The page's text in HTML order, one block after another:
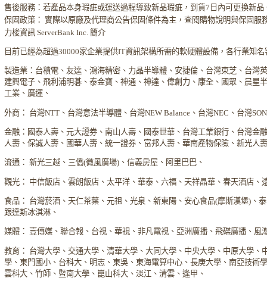
售後服務：若產品本身瑕疵或運送過程導致新品瑕疵，到貨7日內可更換新品
保固政策： 實際以原廠及代理商公告保固條件為主，查閱購物說明與保固服
力梭資訊 ServerBank Inc. 簡介
目前已經為超過30000家企業提供IT資訊架構所需的軟硬體設備，各行業知名
製造業：台積電、友達、鴻海精密、力晶半導體、安捷倫、台灣東芝、台灣
建興電子、飛利浦明碁、泰金寶、神通、神達、偉創力、康全、國眾、晨星
工業、廣運、
外商： 台灣NTT、台灣意法半導體、台灣NEW Balance、台灣NEC、台灣
金融：國泰人壽、元大證券、南山人壽、國泰世華、台灣工業銀行、台灣金
人壽、保誠人壽、國華人壽、統一證券、富邦人壽、華南產物保險、新光人
流通： 新光三越、三僑(微風廣場)、信義房屋、阿里巴巴、
觀光： 中信飯店、雲朗飯店、太平洋、華泰、六福、天祥晶華、春天酒店、
食品： 台灣菸酒、天仁茶葉、元祖、光泉、新東陽、安心食品(摩斯漢堡)、
跟達斯冰淇淋、
媒體： 壹傳媒、聯合報、台視、華視、非凡電視、亞洲廣播、飛碟廣播、風
教育： 台灣大學、交通大學、清華大學、大同大學、中央大學、中原大學
學、東門國小、台科大、明志、東吳、東海電算中心、長庚大學、南亞技術
雲科大、竹師、暨南大學、崑山科大、淡江、清雲、逢甲、